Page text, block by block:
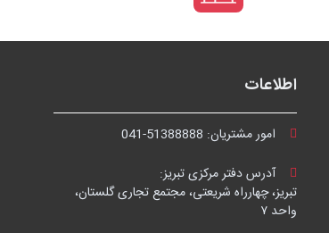
اطلاعات
امور مشتریان: 041-51388888
آدرس دفتر مرکزی تبریز:
تبریز، چهارراه شریعتی، مجتمع تجاری گلستان،
واحد ۷